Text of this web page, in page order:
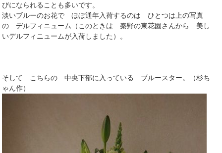
びになられることも多いです。
淡いブルーのお花で ほぼ通年入荷するのは ひとつは上の写真
の デルフィニューム（このときは 秦野の東花園さんから 美し
いデルフィニュームが入荷しました）。
そして こちらの 中央下部に入っている ブルースター。（杉ち
ゃん作）